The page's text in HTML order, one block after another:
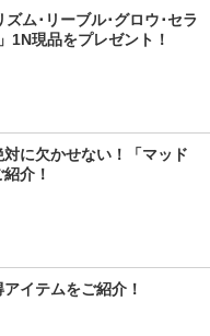
ズム･リーブル･グロウ･セラ
対に欠かせない！「マッド
介！
イテムをご紹介！